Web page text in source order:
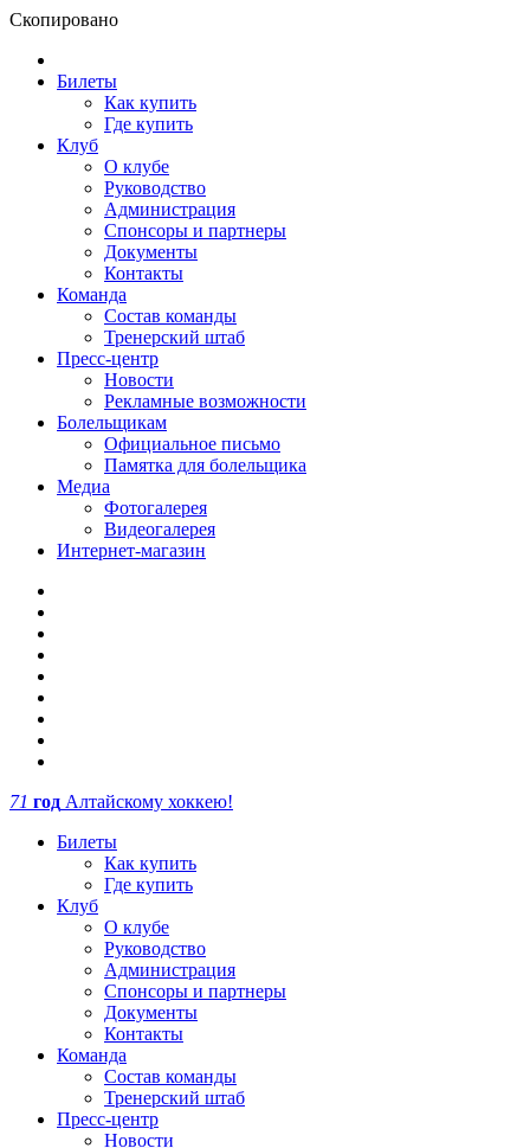
Скопировано
Билеты
Как купить
Где купить
Клуб
О клубе
Руководство
Администрация
Спонсоры и партнеры
Документы
Контакты
Команда
Состав команды
Тренерский штаб
Пресс-центр
Новости
Рекламные возможности
Болельщикам
Официальное письмо
Памятка для болельщика
Медиа
Фотогалерея
Видеогалерея
Интернет-магазин
71 год Алтайскому хоккею!
Билеты
Как купить
Где купить
Клуб
О клубе
Руководство
Администрация
Спонсоры и партнеры
Документы
Контакты
Команда
Состав команды
Тренерский штаб
Пресс-центр
Новости